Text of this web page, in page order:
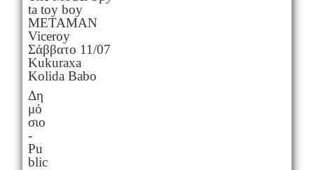
ta toy boy
METAMAN
Viceroy
Σάββατο 11/07
Kukuraxa
Kolida Babo
Δη
μό
σιο
-
Pu
blic